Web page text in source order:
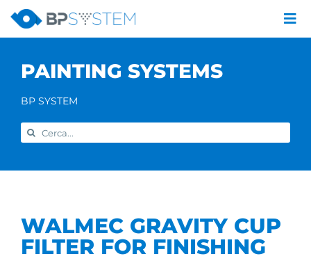
content
Painting systems
Contact us
PAINTING SYSTEMS
BP SYSTEM
Search
for:
WALMEC GRAVITY CUP
FILTER FOR FINISHING